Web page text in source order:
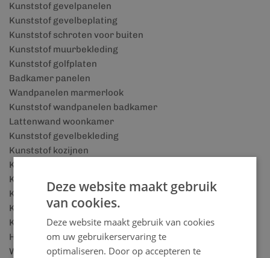
Kunststof gevelpanelen
Kunststof gevelbeplating
Kunststof schroten voor buiten
Kunststof muurbekleding
Kunststof golfplaten
Badkamer panelen
Wandpanelen marmerlook
Kunststof wandpanelen badkamer
Lattenwand woonkamer
Kunststof gevelbekleding
Kunststof kozijnen
Kunststof boeidelen
Kunststof dakpanplaten
Kunststof vensterbanken
Kunststof plafonds
Kunststof plafond voor badkamer
Houtlook wandpanelen
Wandbekleding badkamer
Deze website maakt gebruik
van cookies.
Deze website maakt gebruik van cookies
om uw gebruikerservaring te
optimaliseren. Door op accepteren te